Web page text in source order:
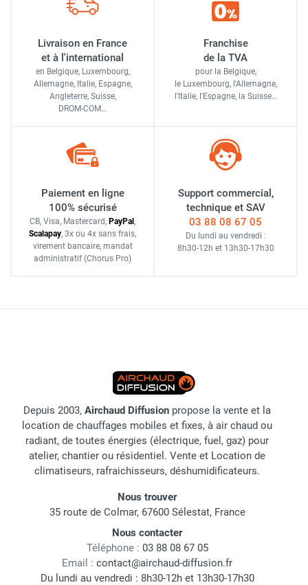
Livraison en France
et à l'international
en Belgique, Luxembourg,
Allemagne, Italie, Espagne,
Angleterre, Suisse,
DROM-COM…
Franchise
de la TVA
pour la Belgique,
le Luxembourg, l'Allemagne,
l'Italie, l'Espagne, la Suisse…
Paiement en ligne
100% sécurisé
CB, Visa, Mastercard, PayPal ,
Scalapay, 3x ou 4x sans frais,
virement bancaire, mandat
administratif (Chorus Pro)
Support commercial,
technique et SAV
03 88 08 67 05
Du lundi au vendredi :
8h30-12h et 13h30-17h30
Depuis 2003, Airchaud Diffusion propose la vente et la
location de chauffages mobiles et fixes, à air chaud ou
radiant, de toutes énergies (électrique, fuel, gaz) pour
atelier, chantier ou résidentiel. Vente et Location de
climatiseurs, rafraichisseurs, déshumidificateurs.
Nous trouver
35 route de Colmar, 67600 Sélestat, France
Nous contacter
Téléphone : 03 88 08 67 05
Email : contact@airchaud-diffusion.fr
Du lundi au vendredi : 8h30-12h et 13h30-17h30